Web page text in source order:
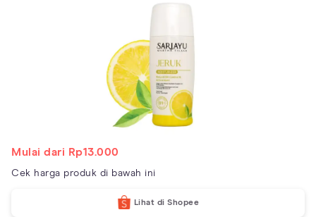
Mulai dari Rp13.000
Cek harga produk di bawah ini
Lihat di Shopee